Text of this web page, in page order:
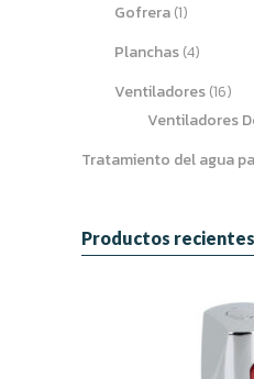
Gofrera(1)
Planchas(4)
Ventiladores(16)
Ventiladores
Tratamiento del agua
Productos recientes